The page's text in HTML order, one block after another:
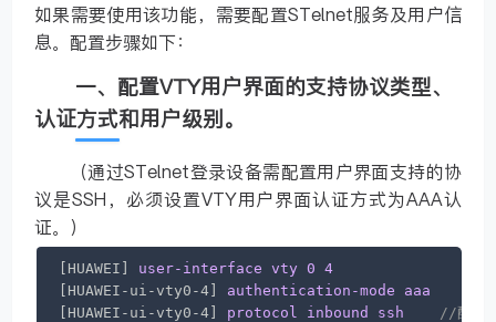
如果需要使用该功能，需要配置STelnet服务及用户信
息。配置步骤如下：
一、配置VTY用户界面的支持协议类型、
认证方式和用户级别。
（通过STelnet登录设备需配置用户界面支持的协
议是SSH，必须设置VTY用户界面认证方式为AAA认
证。）
[HUAWEI] user-interface vty 0 4
[HUAWEI-ui-vty0-4]
authentication-mode aaa
[HUAWEI-ui-vty0-4]
protocol inbound ssh
//配置